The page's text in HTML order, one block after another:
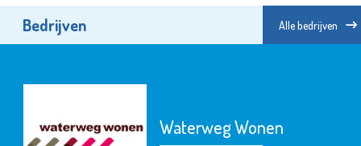
Bedrijven Alle bedrijven
Waterweg Wonen